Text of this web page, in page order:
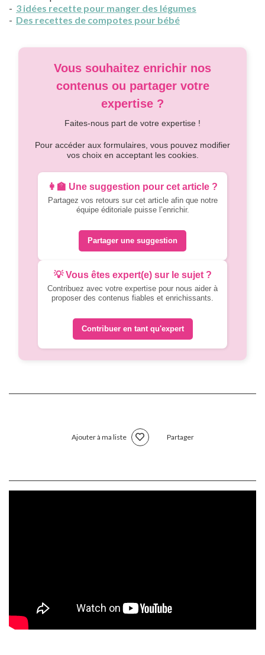
- 3 idées recette pour manger des légumes
- Des recettes de compotes pour bébé
Vous souhaitez enrichir nos
contenus ou partager votre
expertise ?
Faites-nous part de votre expertise !
Pour accéder aux formulaires, vous pouvez modifier
vos choix en acceptant les cookies.
👩‍🏫 Une suggestion pour cet article ?
Partagez vos retours sur cet article afin que notre
équipe éditoriale puisse l’enrichir.
Partager une suggestion
💡 Vous êtes expert(e) sur le sujet ?
Contribuez avec votre expertise pour nous aider à
proposer des contenus fiables et enrichissants.
Contribuer en tant qu'expert
Ajouter à ma liste Partager